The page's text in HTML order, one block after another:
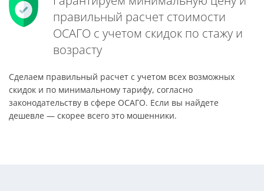
правильный расчет стоимости
ОСАГО с учетом скидок по стажу и
возрасту
Сделаем правильный расчет с учетом всех возможных
скидок и по минимальному тарифу, согласно
законодательству в сфере ОСАГО. Если вы найдете
дешевле — скорее всего это мошенники.